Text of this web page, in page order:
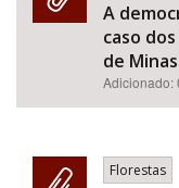
A
caso
de
Adicionado:
Florestas